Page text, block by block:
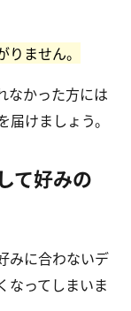
ません。
なかった方には
けましょう。
て好みの
みに合わないデ
なってしまいま